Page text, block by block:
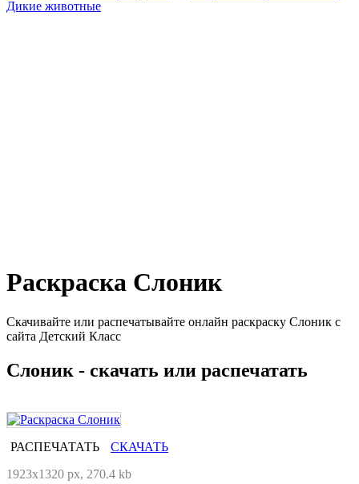
Дикие животные
Раскраска Слоник
Скачивайте или распечатывайте онлайн раскраску Слоник с
сайта Детский Класс
Слоник - скачать или распечатать
РАСПЕЧАТАТЬ
СКАЧАТЬ
1923x1320 px, 270.4 kb